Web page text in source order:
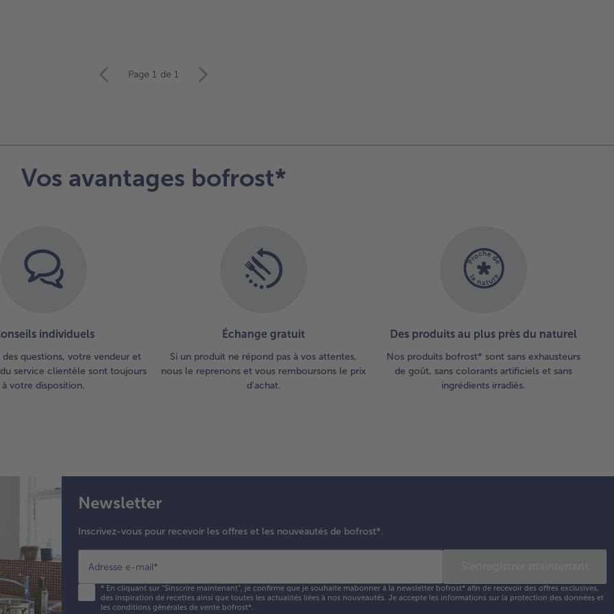
Page 1 de 1
Vos avantages bofrost*
individuels
des questions, votre vendeur et
service clientèle sont toujours
à votre disposition.
Échange gratuit
Si un produit ne répond pas à vos attentes,
nous le reprenons et vous remboursons le prix
d'achat.
Des produits au plus près du naturel
Nos produits bofrost* sont sans exhausteurs
de goût, sans colorants artificiels et sans
ingrédients irradiés.
Newsletter
Inscrivez-vous pour recevoir les offres et les nouveautés de bofrost*.
Adresse e-mail*
*En cliquant sur "Sinscrire maintenant", je confirme que je souhaite mabonner à la newsletter bofrost* afin de recevoir des offres exclusives,
des inspiration de recettes ainsi que toutes les actualités liées à nos nouveautés. Je accepte les informations sur la protection des données et
les conditions générales de vente bofrost*.